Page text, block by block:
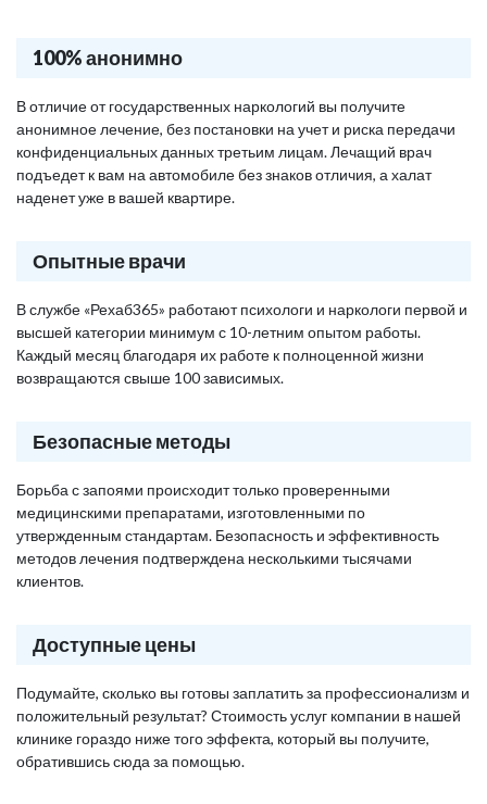
100% анонимно
В отличие от государственных наркологий вы получите
анонимное лечение, без постановки на учет и риска передачи
конфиденциальных данных третьим лицам. Лечащий врач
подъедет к вам на автомобиле без знаков отличия, а халат
наденет уже в вашей квартире.
Опытные врачи
В службе «Рехаб365» работают психологи и наркологи первой и
высшей категории минимум с 10-летним опытом работы.
Каждый месяц благодаря их работе к полноценной жизни
возвращаются свыше 100 зависимых.
Безопасные методы
Борьба с запоями происходит только проверенными
медицинскими препаратами, изготовленными по
утвержденным стандартам. Безопасность и эффективность
методов лечения подтверждена несколькими тысячами
клиентов.
Доступные цены
Подумайте, сколько вы готовы заплатить за профессионализм и
положительный результат? Стоимость услуг компании в нашей
клинике гораздо ниже того эффекта, который вы получите,
обратившись сюда за помощью.